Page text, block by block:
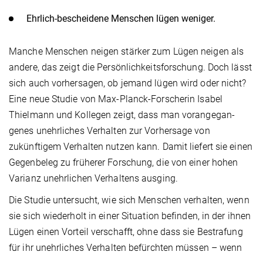
Ehrlich-bescheidene Menschen lügen weniger.
Manche Menschen neigen stärker zum Lügen neigen als
andere, das zeigt die Persönlichkeitsforschung. Doch lässt
sich auch vorhersagen, ob jemand lügen wird oder nicht?
Eine neue Studie von Max-Planck-Forscherin Isabel
Thielmann und Kollegen zeigt, dass man voran­gegan­
genes unehrliches Verhalten zur Vorhersage von
zukünftigem Verhalten nutzen kann. Damit liefert sie einen
Gegenbeleg zu früherer Forschung, die von einer hohen
Varianz unehrlichen Verhaltens ausging.
Die Studie untersucht, wie sich Menschen verhalten, wenn
sie sich wiederholt in einer Situation befinden, in der ihnen
Lügen einen Vorteil verschafft, ohne dass sie Bestrafung
für ihr unehrliches Verhalten befürchten müssen – wenn